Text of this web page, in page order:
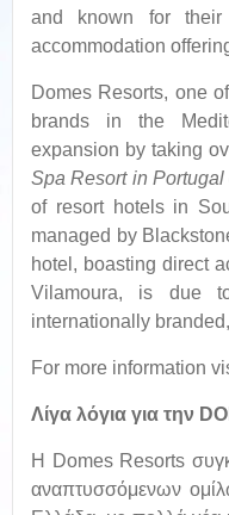
and known for their
accommodation
Domes Resorts, one
brands in the
expansion by taking
Spa Resort in
of resort hotels in
managed by
hotel, boasting direct
Vilamoura, is due
internationally
For more information
Λίγα λόγια για την
Η Domes Resorts
αναπτυσσόμενων